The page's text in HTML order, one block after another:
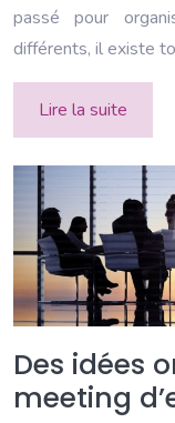
passé pour
différents, il existe
Lire la suite
Des idées
meeting